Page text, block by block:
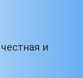
и